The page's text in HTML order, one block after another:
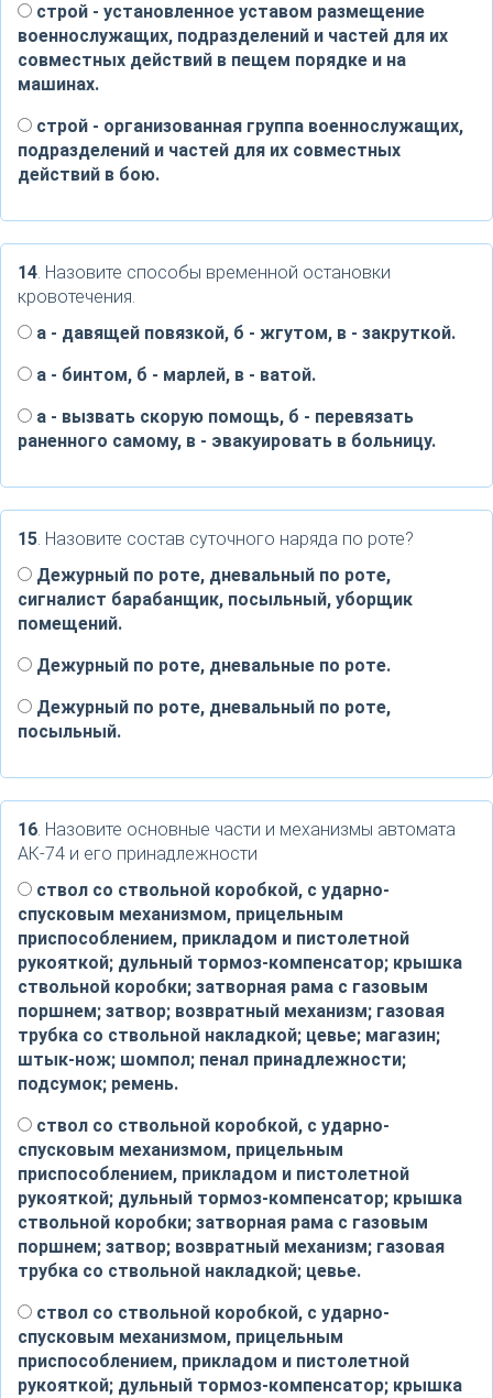
строй - установленное уставом размещение
военнослужащих, подразделений и частей для их
совместных действий в пещем порядке и на
машинах.
строй - организованная группа военнослужащих,
подразделений и частей для их совместных
действий в бою.
14. Назовите способы временной остановки
кровотечения.
а - давящей повязкой, б - жгутом, в - закруткой.
а - бинтом, б - марлей, в - ватой.
а - вызвать скорую помощь, б - перевязать
раненного самому, в - эвакуировать в больницу.
15. Назовите состав суточного наряда по роте?
Дежурный по роте, дневальный по роте,
сигналист барабанщик, посыльный, уборщик
помещений.
Дежурный по роте, дневальные по роте.
Дежурный по роте, дневальный по роте,
посыльный.
16. Назовите основные части и механизмы автомата
АК-74 и его принадлежности
ствол со ствольной коробкой, с ударно-
спусковым механизмом, прицельным
приспособлением, прикладом и пистолетной
рукояткой; дульный тормоз-компенсатор; крышка
ствольной коробки; затворная рама с газовым
поршнем; затвор; возвратный механизм; газовая
трубка со ствольной накладкой; цевье; магазин;
штык-нож; шомпол; пенал принадлежности;
подсумок; ремень.
ствол со ствольной коробкой, с ударно-
спусковым механизмом, прицельным
приспособлением, прикладом и пистолетной
рукояткой; дульный тормоз-компенсатор; крышка
ствольной коробки; затворная рама с газовым
поршнем; затвор; возвратный механизм; газовая
трубка со ствольной накладкой; цевье.
ствол со ствольной коробкой, с ударно-
спусковым механизмом, прицельным
приспособлением, прикладом и пистолетной
рукояткой; дульный тормоз-компенсатор; крышка